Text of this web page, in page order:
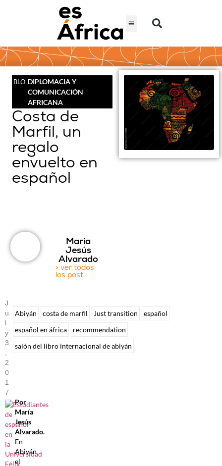
BLOGDIPLOMACIA Y
COMUNICACIÓN
AFRICANA
Costa de
Marfil, un
regalo
envuelto en
español
María
Jesús
Alvarado
> ver todos
los post
J
U
L
Y
3
2
0
1
7
Por
María
Jesús
Alvarado.
En
Abiyán
el
Abiyán costa de marfil Just transition
español
español en áfrica
recommendation
salón del libro internacional de abiyán